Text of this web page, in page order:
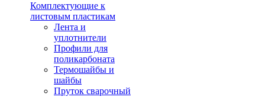
Комплектующие к
листовым пластикам
Лента и
уплотнители
Профили для
поликарбоната
Термошайбы и
шайбы
Пруток сварочный